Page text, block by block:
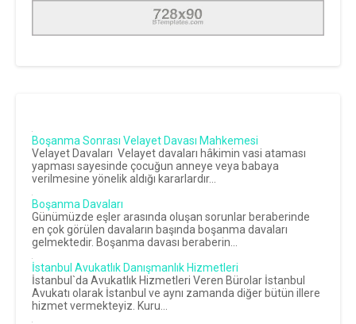
Boşanma Sonrası Velayet Davası Mahkemesi
Velayet Davaları Velayet davaları hâkimin vasi ataması
yapması sayesinde çocuğun anneye veya babaya
verilmesine yönelik aldığı kararlardır...
Boşanma Davaları
Günümüzde eşler arasında oluşan sorunlar beraberinde
en çok görülen davaların başında boşanma davaları
gelmektedir. Boşanma davası beraberin...
İstanbul Avukatlık Danışmanlık Hizmetleri
İstanbul`da Avukatlık Hizmetleri Veren Bürolar İstanbul
Avukatı olarak İstanbul ve aynı zamanda diğer bütün illere
hizmet vermekteyiz. Kuru...